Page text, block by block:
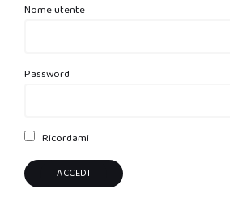
Nome utente
Password
Ricordami